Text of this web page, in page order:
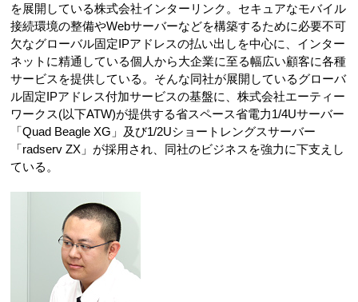
を展開している株式会社インターリンク。セキュアなモバイル
接続環境の整備やWebサーバーなどを構築するために必要不可
欠なグローバル固定IPアドレスの払い出しを中心に、インター
ネットに精通している個人から大企業に至る幅広い顧客に各種
サービスを提供している。そんな同社が展開しているグローバ
ル固定IPアドレス付加サービスの基盤に、株式会社エーティー
ワークス(以下ATW)が提供する省スペース省電力1/4Uサーバー
「Quad Beagle XG」及び1/2Uショートレングスサーバー
「radserv ZX」が採用され、同社のビジネスを強力に下支えし
ている。